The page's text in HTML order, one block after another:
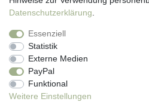
Beratungscenter Haut
News
Beliebte Produkte (Top 20)
Daten­schutz­erklärung
Essenziell
Statistik
Externe Medien
PayPal
Funktional
Weitere Einstellungen
Impressum